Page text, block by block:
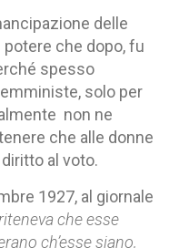
delle
potere che dopo, fu
spesso
solo per
non ne
che alle donne
al voto.
1927, al giornale
che esse
ch’esse siano,